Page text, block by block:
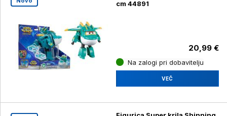
cm 44891
20,99 €
Na zalogi pri dobavitelju
VEČ